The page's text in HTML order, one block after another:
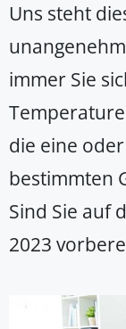
Uns steht
immer Sie
die eine
bestimmten
Sind Sie auf
2023